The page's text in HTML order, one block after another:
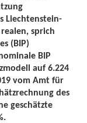
Liechtenstein-
sprich
(BIP)
BIP
auf 6.224
vom Amt für
des
geschätzte